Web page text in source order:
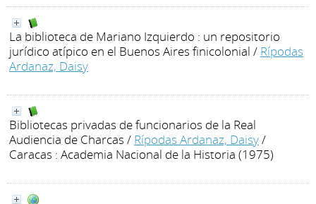
La biblioteca de Mariano Izquierdo : un repositorio
jurídico atípico en el Buenos Aires finicolonial / Rípodas
Ardanaz, Daisy
Bibliotecas privadas de funcionarios de la Real
Audiencia de Charcas / Rípodas Ardanaz, Daisy/
Caracas : Academia Nacional de la Historia (1975)